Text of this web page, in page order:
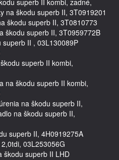
na škodu superb II, 3T0919201
škodu superb II, 3T0810773
škodu superb II, 3T0959772B
II , 03L130089P
superb II kombi,
na škodu superb II kombi,
na škodu superb II,
na škodu superb II,
superb II, 4H0919275A
03L253056G
škodu superb II LHD